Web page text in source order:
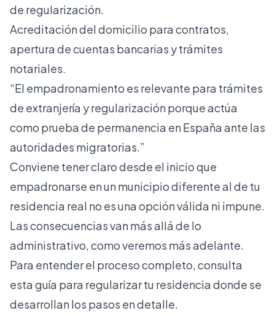
de regularización.
Acreditación del domicilio para contratos,
apertura de cuentas bancarias y trámites
notariales.
“El empadronamiento es relevante para trámites
de extranjería y regularización porque actúa
como prueba de permanencia en España ante las
autoridades migratorias.”
Conviene tener claro desde el inicio que
empadronarse en un municipio diferente al de tu
residencia real no es una opción válida ni impune.
Las consecuencias van más allá de lo
administrativo, como veremos más adelante.
Para entender el proceso completo, consulta
estaguía para regularizar tu residenciadonde se
desarrollan los pasos en detalle.